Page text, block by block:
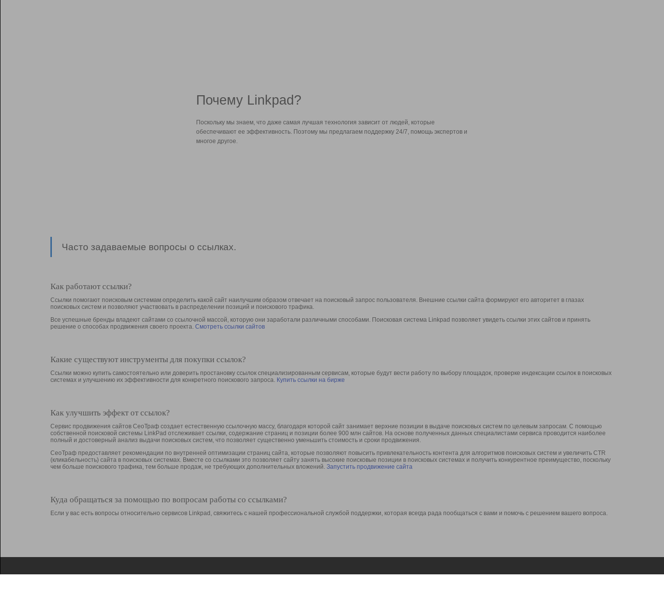
Почему Linkpad?
Поскольку мы знаем, что даже самая лучшая технология зависит от людей, которые
обеспечивают ее эффективность. Поэтому мы предлагаем поддержку 24/7, помощь экспертов и
многое другое.
Часто задаваемые вопросы о ссылках.
Как работают ссылки?
Ссылки помогают поисковым системам определить какой сайт наилучшим образом отвечает на поисковый запрос пользователя. Внешние ссылки сайта формируют его авторитет в глазах
поисковых систем и позволяют участвовать в раcпределении позиций и поискового трафика.
Все успешные бренды владеют сайтами со ссылочной массой, которую они заработали различными способами. Поисковая система Linkpad позволяет увидеть ссылки этих сайтов и принять
решение о способах продвижения своего проекта. Смотреть ссылки сайтов
Какие существуют инструменты для покупки ссылок?
Ссылки можно купить самостоятельно или доверить простановку ссылок специализированным сервисам, которые будут вести работу по выбору площадок, проверке индексации ссылок в поисковых
системах и улучшению их эффективности для конкретного поискового запроса. Купить ссылки на бирже
Как улучшить эффект от ссылок?
Сервис продвижения сайтов СеоТраф создает естественную ссылочную массу, благодаря которой сайт занимает верхние позиции в выдаче поисковых систем по целевым запросам. С помощью
собственной поисковой системы LinkPad отслеживает ссылки, содержание страниц и позиции более 900 млн сайтов. На основе полученных данных специалистами сервиса проводится наиболее
полный и достоверный анализ выдачи поисковых систем, что позволяет существенно уменьшить стоимость и сроки продвижения.
СеоТраф предоставляет рекомендации по внутренней оптимизации страниц сайта, которые позволяют повысить привлекательность контента для алгоритмов поисковых систем и увеличить CTR
(кликабельность) сайта в поисковых системах. Вместе со ссылками это позволяет сайту занять высокие поисковые позиции в поисковых системах и получить конкурентное преимущество, поскольку
чем больше поискового трафика, тем больше продаж, не требующих дополнительных вложений. Запустить продвижение сайта
Куда обращаться за помощью по вопросам работы со ссылками?
Если у вас есть вопросы относительно сервисов Linkpad, свяжитесь с нашей профессиональной службой поддержки, которая всегда рада пообщаться с вами и помочь с решением вашего вопроса.